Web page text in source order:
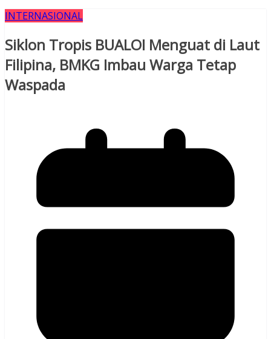
INTERNASIONAL
Siklon Tropis BUALOI Menguat di Laut
Filipina, BMKG Imbau Warga Tetap
Waspada